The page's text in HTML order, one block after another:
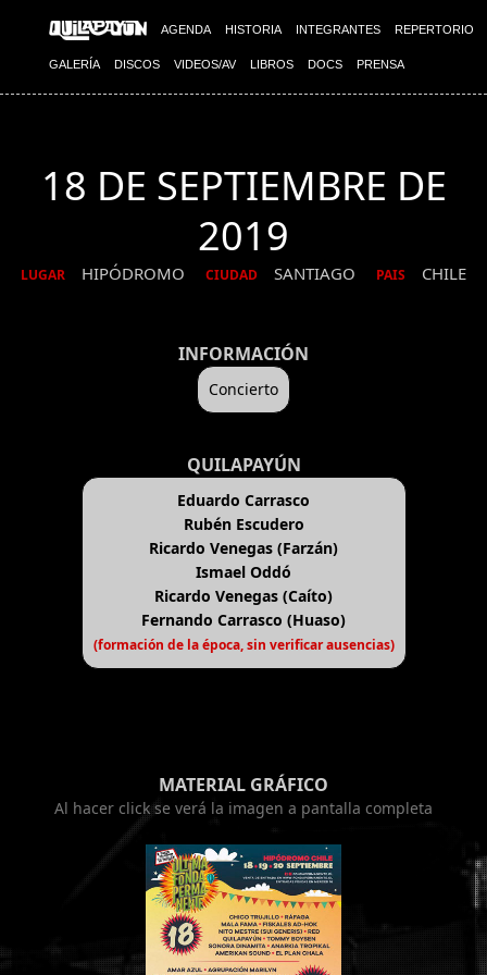
AGENDA HISTORIA INTEGRANTES REPERTORIO
GALERÍA DISCOS VIDEOS/AV LIBROS DOCS PRENSA
18 DE SEPTIEMBRE DE
2019
LUGAR HIPÓDROMO CIUDAD SANTIAGO PAIS CHILE
INFORMACIÓN
Concierto
QUILAPAYÚN
Eduardo Carrasco
Rubén Escudero
Ricardo Venegas (Farzán)
Ismael Oddó
Ricardo Venegas (Caíto)
Fernando Carrasco (Huaso)
(formación de la época, sin verificar ausencias)
MATERIAL GRÁFICO
Al hacer click se verá la imagen a pantalla completa